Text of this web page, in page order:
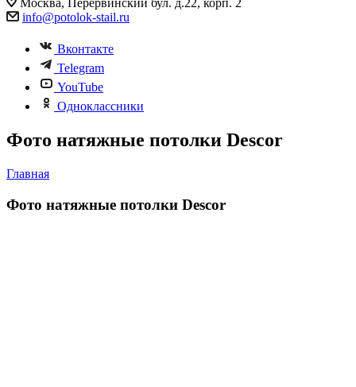
Москва, Перервинский бул. д.22, корп. 2
info@potolok-stail.ru
Вконтакте
Telegram
YouTube
Одноклассники
Фото натяжные потолки Descor
Главная
Фото натяжные потолки Descor